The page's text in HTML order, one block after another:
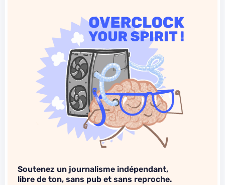
Soutenez un journalisme indépendant,
libre de ton, sans pub et sans reproche.